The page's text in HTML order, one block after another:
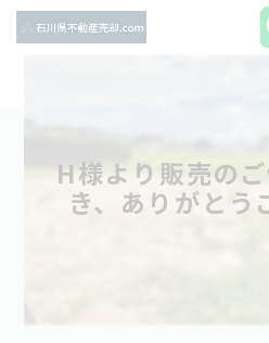
H様より販売の
き、ありがとう